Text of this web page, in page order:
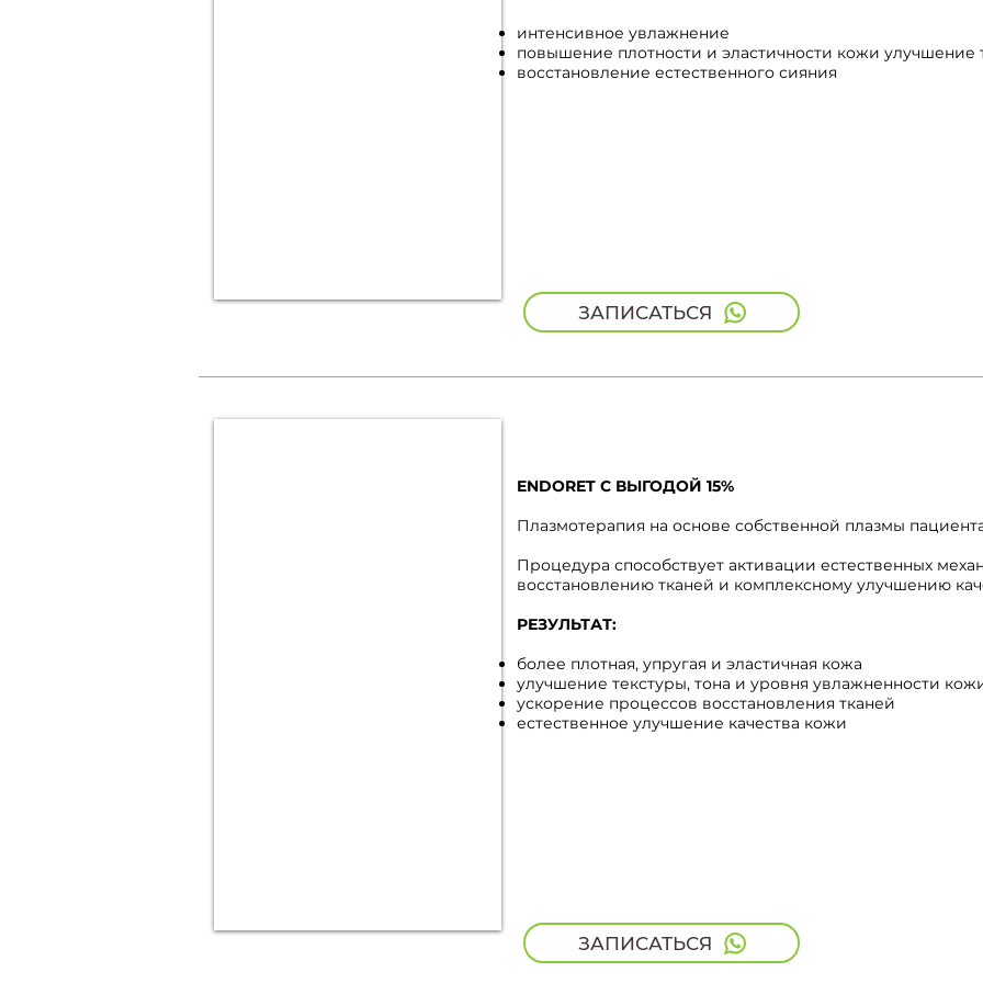
интенсивное увлажнение
повышение плотности и эластичности кожи улучшение
восстановление естественного сияния
ЗАПИСАТЬСЯ
ENDORET С ВЫГОДОЙ 15%
Плазмотерапия на основе собственной плазмы
Процедура способствует активации естественных
восстановлению тканей и комплексному улучшению
РЕЗУЛЬТАТ:
более плотная, упругая и эластичная кожа
улучшение текстуры, тона и уровня увлажненности
ускорение процессов восстановления тканей
естественное улучшение качества кожи
ЗАПИСАТЬСЯ